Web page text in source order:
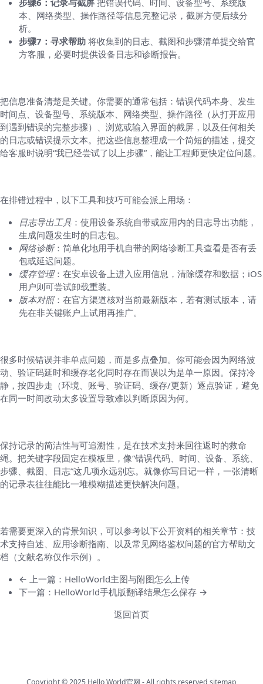
本、网络类型、操作路径等信息完整记录，截屏方便后续分
析。
步骤7：寻求帮助 将收集到的日志、截图和步骤清单提交给官
方客服，必要时提供设备日志和诊断报告。
把信息准备清楚是关键。你需要的通常包括：错误代码本身、发生
时间点、设备型号、系统版本、网络类型、操作路径（从打开应用
到遇到错误的完整步骤）、浏览或输入界面的截屏，以及任何相关
的日志或错误提示文本。把这些信息整理成一个简短的描述，提交
给客服时说明“我已经尝试了以上步骤”，能让工程师更快定位问题。
在排错过程中，以下工具和技巧可能会派上用场：
日志导出工具 ：使用设备系统自带或应用内的日志导出功能，
生成问题发生时的日志包。
网络诊断：简单化地用手机自带的网络诊断工具查看是否有丢
包或延迟问题。
缓存管理：在安卓设备上进入应用信息，清除缓存和数据；iOS
用户则可尝试卸载重装。
版本对照：在官方渠道核对当前最新版本，若有测试版本，请
先在非关键账户上试用再推广。
很多时候错误并非单点问题，而是多点叠加。你可能会因为网络波
动、验证码延时和缓存老化同时存在而误以为是单一原因。保持冷
静，按四步走（环境、账号、验证码、缓存/更新）逐点验证，避免
在同一时间改动太多设置导致难以判断原因为何。
保持记录的简洁性与可追溯性，是在技术支持来回往返时的救命
绳。把关键字段固定在模板里，像“错误代码、时间、设备、系统、
步骤、截图、日志”这几项永远别忘。就像你写日记一样，一张清晰
的记录表往往能比一堆模糊描述更快解决问题。
若需要更深入的背景知识，可以参考以下公开资料的相关章节：技
术支持自述、应用诊断指南、以及常见网络鉴权问题的官方帮助文
档（文献名称仅作示例）。
← 上一篇：HelloWorld主图与附图怎么上传
下一篇：HelloWorld手机版翻译结果怎么保存 →
返回首页
Copyright © 2025 Hello World官网 - All rights reserved sitemap